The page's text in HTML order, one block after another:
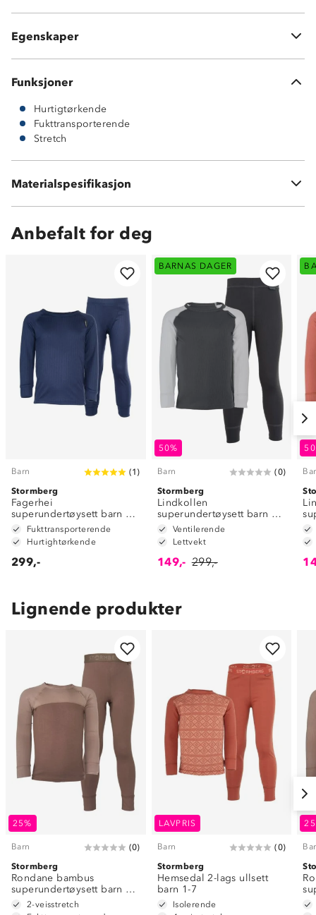
Egenskaper
Sett med både trøye og longs
Funksjoner
Hurtigtørkende
Fukttransporterende
Stretch
Materialspesifikasjon
100 % polyester
Anbefalt for deg
Barn (1 )
Stormberg
Fagerhei
superundertøysett barn 1-
7
Fukttransporterende
Hurtightørkende
299,-
BARNAS DAGER
50%
Barn (0)
Stormberg
Lindkollen
superundertøysett barn 1-
7
Ventilerende
Lettvekt
149,- 299,-
7
Lignende produkter
25%
Barn (0)
Stormberg
Rondane bambus
superundertøysett barn 1-
7
2-veisstretch
LAVPRIS
Barn (0)
Stormberg
Hemsedal 2-lags ullsett
barn 1-7
Isolerende
7